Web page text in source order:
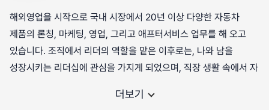
해외영업을 시작으로 국내 시장에서 20년 이상 다양한 자동차
제품의 론칭, 마케팅, 영업, 그리고 애프터서비스 업무를 해 오고
있습니다. 조직에서 리더의 역할을 맡은 이후로는, 나와 남을
성장시키는 리더십에 관심을 가지게 되었으며, 직장 생활 속에서 자
더보기